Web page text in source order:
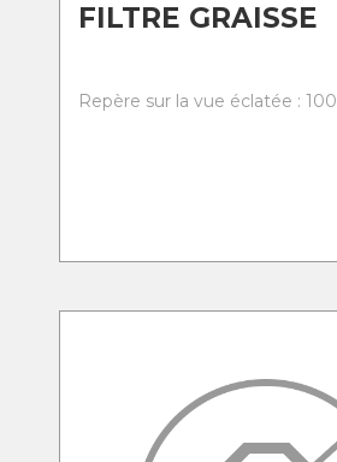
FILTRE GRAISSE
Repère sur la vue éclatée : 100